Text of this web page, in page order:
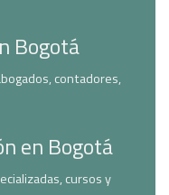
Bogotá
contadores,
en Bogotá
cursos y